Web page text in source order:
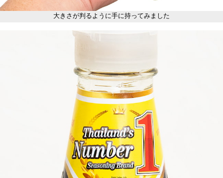
大きさが判るように手に持ってみました